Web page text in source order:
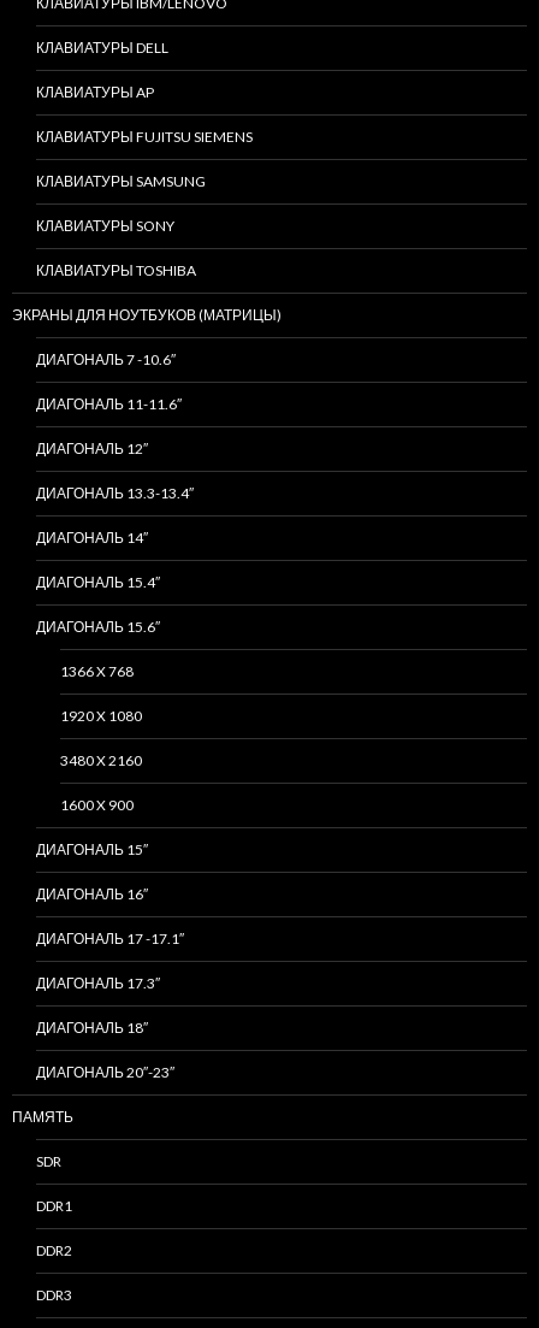
КЛАВИАТУРЫ DELL
КЛАВИАТУРЫ AP
КЛАВИАТУРЫ FUJITSU SIEMENS
КЛАВИАТУРЫ SAMSUNG
КЛАВИАТУРЫ SONY
КЛАВИАТУРЫ TOSHIBA
ЭКРАНЫ ДЛЯ НОУТБУКОВ (МАТРИЦЫ)
ДИАГОНАЛЬ 7 -10.6″
ДИАГОНАЛЬ 11-11.6″
ДИАГОНАЛЬ 12″
ДИАГОНАЛЬ 13.3-13.4″
ДИАГОНАЛЬ 14″
ДИАГОНАЛЬ 15.4″
ДИАГОНАЛЬ 15.6″
1366 X 768
1920 X 1080
3480 X 2160
1600 X 900
ДИАГОНАЛЬ 15″
ДИАГОНАЛЬ 16″
ДИАГОНАЛЬ 17 -17.1″
ДИАГОНАЛЬ 17.3″
ДИАГОНАЛЬ 18″
ДИАГОНАЛЬ 20″-23″
ПАМЯТЬ
SDR
DDR1
DDR2
DDR3